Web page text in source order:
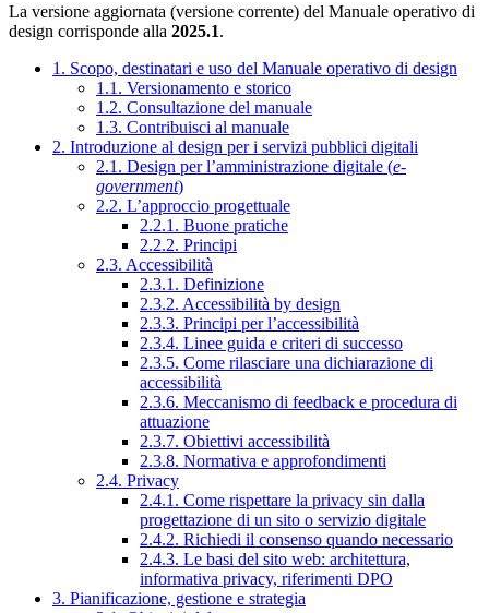
La versione aggiornata (versione corrente) del Manuale operativo di
design corrisponde alla 2025.1.
1. Scopo, destinatari e uso del Manuale operativo di design
1.1. Versionamento e storico
1.2. Consultazione del manuale
1.3. Contribuisci al manuale
2. Introduzione al design per i servizi pubblici digitali
2.1. Design per l’amministrazione digitale (e-
government)
2.2. L’approccio progettuale
2.2.1. Buone pratiche
2.2.2. Principi
2.3. Accessibilità
2.3.1. Definizione
2.3.2. Accessibilità by design
2.3.3. Principi per l’accessibilità
2.3.4. Linee guida e criteri di successo
2.3.5. Come rilasciare una dichiarazione di
accessibilità
2.3.6. Meccanismo di feedback e procedura di
attuazione
2.3.7. Obiettivi accessibilità
2.3.8. Normativa e approfondimenti
2.4. Privacy
2.4.1. Come rispettare la privacy sin dalla
progettazione di un sito o servizio digitale
2.4.2. Richiedi il consenso quando necessario
2.4.3. Le basi del sito web: architettura,
informativa privacy, riferimenti DPO
3. Pianificazione, gestione e strategia